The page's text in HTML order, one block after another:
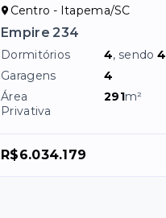
Centro - Itapema/SC
Empire 234
Dormitórios 4, sendo4
Garagens
4
Área
Privativa
291m²
R$6.034.179